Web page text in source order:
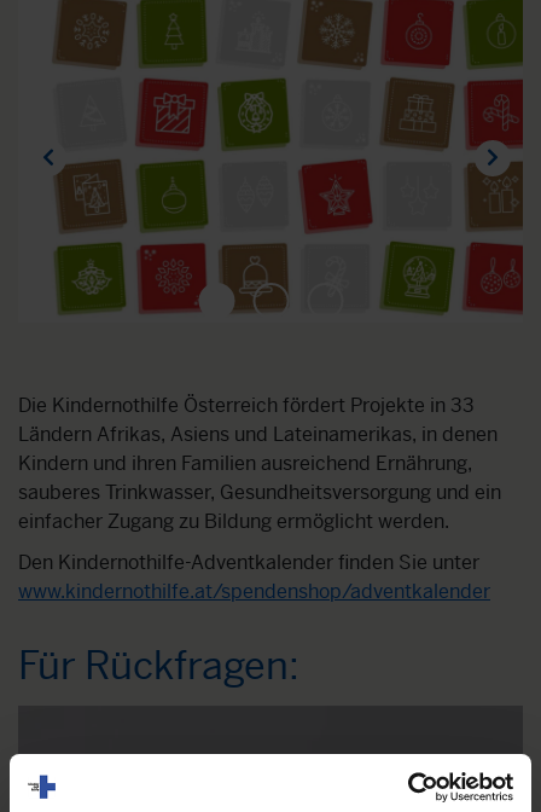
2
Die Kindernothilfe Österreich fördert Projekte in 33
Ländern Afrikas, Asiens und Lateinamerikas, in denen
Kindern und ihren Familien ausreichend Ernährung,
sauberes Trinkwasser, Gesundheitsversorgung und ein
einfacher Zugang zu Bildung ermöglicht werden.
Den Kindernothilfe-Adventkalender finden Sie unter
www.kindernothilfe.at/spendenshop/adventkalender
Für Rückfragen: